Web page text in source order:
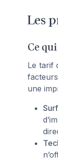
Les
Ce
Le tarif
une